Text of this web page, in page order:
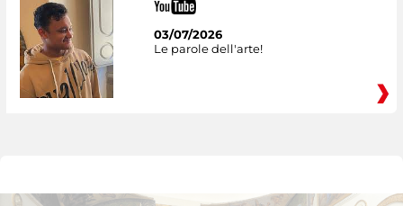
03/07/2026
Le parole dell'arte!